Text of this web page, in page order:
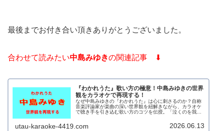
最後までお付き合い頂きありがとうございました。
合わせて読みたい中島みゆきの関連記事 ⬇
『わかれうた』歌い方の極意！中島みゆきの世界
観をカラオケで再現する！
なぜ中島みゆきの『わかれうた』は心に刺さるのか？自称
音楽評論家が楽曲の深い世界観を紐解きながら、カラオケ
で聴き手を引き込む歌い方のコツを伝授。「泣くのを我慢
utau-karaoke-4419.com 2026.06.13